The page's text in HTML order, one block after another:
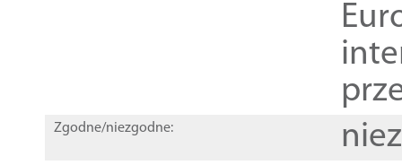
Zgodne/niezgodne: